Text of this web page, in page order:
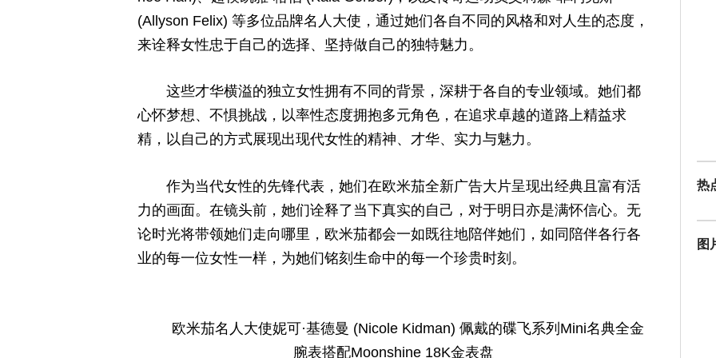
(Allyson Felix) 等多位品牌名人大使，通过她们各自不同的风格和对人生的态度，
来诠释女性忠于自己的选择、坚持做自己的独特魅力。
这些才华横溢的独立女性拥有不同的背景，深耕于各自的专业领域。她们都
心怀梦想、不惧挑战，以率性态度拥抱多元角色，在追求卓越的道路上精益求
精，以自己的方式展现出现代女性的精神、才华、实力与魅力。
作为当代女性的先锋代表，她们在欧米茄全新广告大片呈现出经典且富有活
力的画面。在镜头前，她们诠释了当下真实的自己，对于明日亦是满怀信心。无
论时光将带领她们走向哪里，欧米茄都会一如既往地陪伴她们，如同陪伴各行各
业的每一位女性一样，为她们铭刻生命中的每一个珍贵时刻。
欧米茄名人大使妮可·基德曼 (Nicole Kidman) 佩戴的碟飞系列Mini名典全金
腕表搭配Moonshine 18K金表盘
热
图